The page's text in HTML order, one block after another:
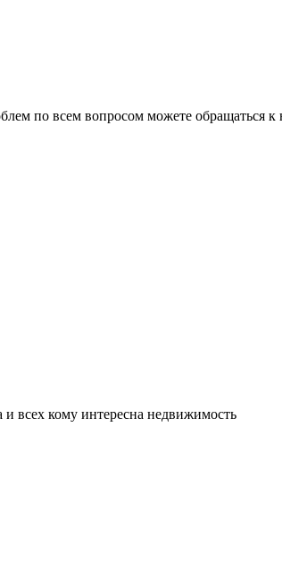
по всем вопросом можете обращаться
всех кому интересна недвижимость